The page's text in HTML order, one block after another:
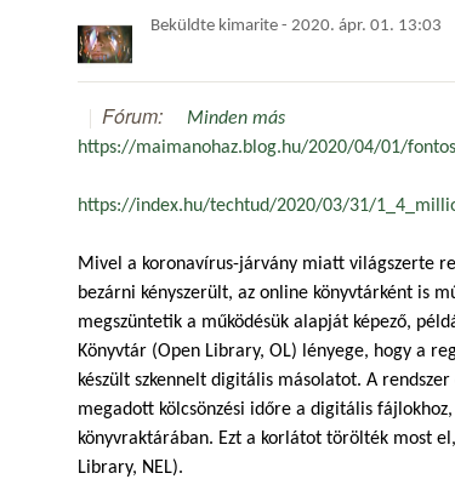
Beküldte kimarite - 2020. ápr. 01. 13:03
Fórum:
Minden más
https://maimanohaz.blog.hu/2020/04/01/
https://index.hu/techtud/2020/03/31/
Mivel a koronavírus-járvány miatt világszerte
bezárni kényszerült, az online könyvtárként is
megszüntetik a működésük alapját képező,
Könyvtár (Open Library, OL) lényege, hogy a
készült szkennelt digitális másolatot. A
megadott kölcsönzési időre a digitális
könyvraktárában. Ezt a korlátot törölték most
Library, NEL).